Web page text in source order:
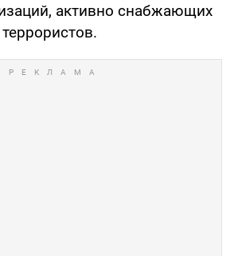
активно снабжающих